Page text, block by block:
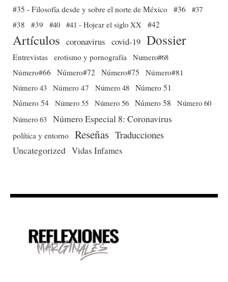
#35 - Filosofía desde y sobre el norte de México #36 #37
#38
#39 #40 #41 - Hojear el siglo XX #42
Artículos coronavirus covid-19 Dossier
Entrevistas erotismo y pornografía Numero#68
Número#66
Número#72 Número#75
Número#81
Número 43 Número 47 Número 48 Número 51
Número 54 Número 55 Número 56 Número 58
Número 60
Número 63 Número Especial 8: Coronavirus
política y entorno Reseñas Traducciones
Uncategorized Vidas Infames